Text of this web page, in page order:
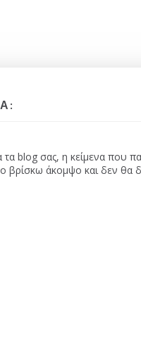
blog σας, η κείμενα που
βρίσκω άκομψο και δεν θα